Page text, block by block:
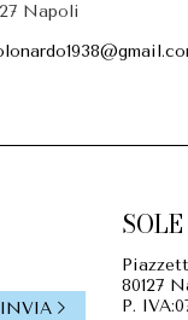
Napoli
INVIA
80127
P.